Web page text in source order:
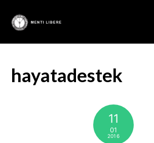
content
hayatadestek
11
01
2016